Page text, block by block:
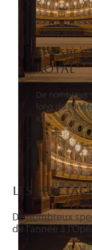
les
royal
De
long de
ici.
les
De nombreux
de l'année à